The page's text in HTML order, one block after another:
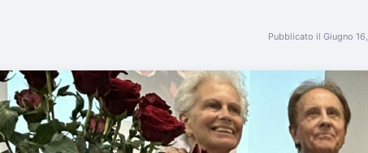
Pubblicato il Giugno